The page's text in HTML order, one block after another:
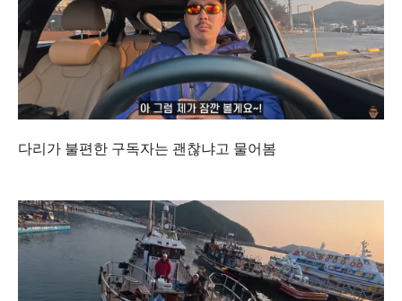
다리가 불편한 구독자는 괜찮냐고 물어봄